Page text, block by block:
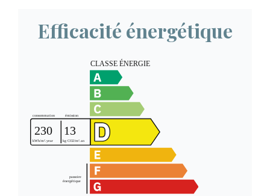
Efficacité énergétique